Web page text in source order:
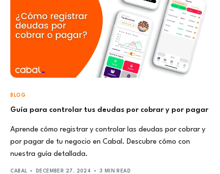
BLOG
Guía para controlar tus deudas por cobrar y por pagar
Aprende cómo registrar y controlar las deudas por cobrar y
por pagar de tu negocio en Cabal. Descubre cómo con
nuestra guía detallada.
CABAL DECEMBER 27, 2024 3 MIN READ